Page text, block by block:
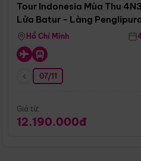
Tour Indonesia Mùa Thu
Lửa Batur - Làng
Hồ Chí Minh
07/11
Giá từ:
12.190.000đ